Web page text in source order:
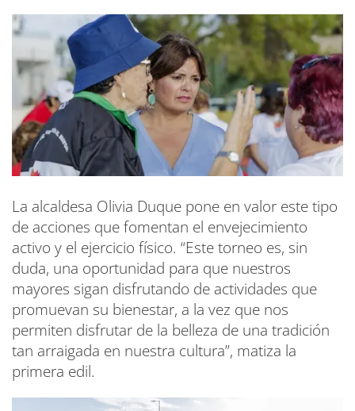
La alcaldesa Olivia Duque pone en valor este tipo
de acciones que fomentan el envejecimiento
activo y el ejercicio físico. “Este torneo es, sin
duda, una oportunidad para que nuestros
mayores sigan disfrutando de actividades que
promuevan su bienestar, a la vez que nos
permiten disfrutar de la belleza de una tradición
tan arraigada en nuestra cultura”, matiza la
primera edil.